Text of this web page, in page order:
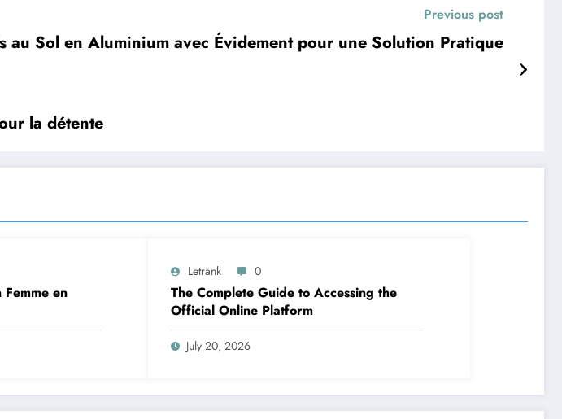
Previous post
au Sol en Aluminium avec Évidement pour une Solution Pratique
la détente
en
Letrank 0
The Complete Guide to Accessing the
Official Online Platform
July 20, 2026